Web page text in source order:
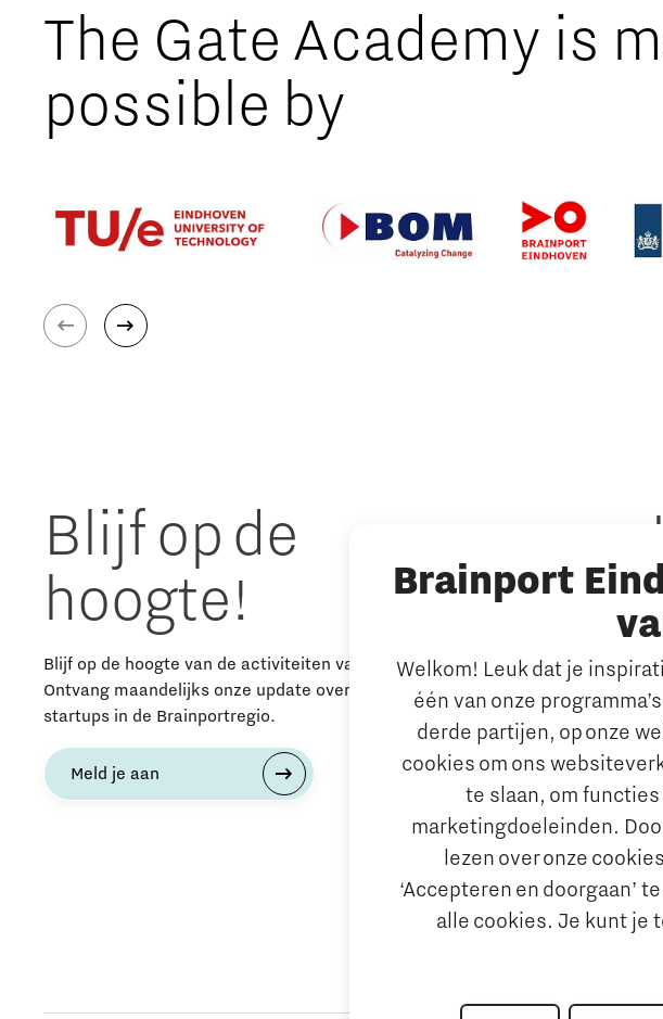
Brainport
Welkom! Leuk dat je
één van onze
derde partijen, op onze
cookies om ons
te slaan, om
marketingdoeleinden.
lezen over onze
‘Accepteren en doorgaan’
alle cookies. Je kunt je
The Gate Academy is
possible by
Blijf op de
hoogte!
Blijf op de hoogte van de activiteiten van The Gate.
Ontvang maandelijks onze update over nieuws, events en
startups in de Brainportregio.
Meld je aan